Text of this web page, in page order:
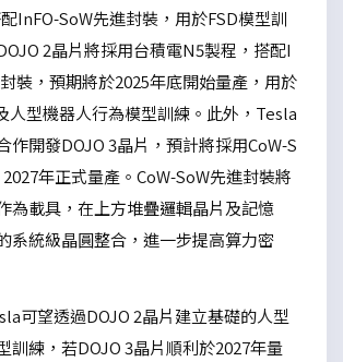
InFO-SoW先進封裝，用於FSD模型訓
2晶片將採用台積電N5製程，搭配I
裝，預期將於2025年底開始量產，用於
人型機器人行為模型訓練。此外，Tesla
作開發DOJO 3晶片，預計將採用CoW-S
年正式量產。CoW-SoW先進封裝將
為載具，在上方堆疊邏輯晶片及記憶
系統級晶圓整合，進一步提高算力密
可望透過DOJO 2晶片建立基礎的人型
訓練，若DOJO 3晶片順利於2027年量